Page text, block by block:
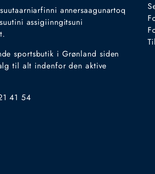
annersaagunartoq
assigiinngitsuni
sportsbutik i Grønland siden
til alt indenfor den aktive
41 54